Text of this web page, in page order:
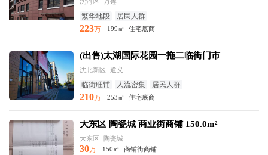
繁华地段 居民人群
223万 199㎡ 住宅底商
(出售)太湖国际花园一拖二临街门市
沈北新区 道义
临街旺铺 人流密集 居民人群
210万 253㎡ 住宅底商
大东区 陶瓷城 商业街商铺 150.0m²
大东区 陶瓷城
30万 150㎡ 商铺街商铺